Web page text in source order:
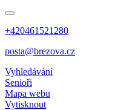
+420461521280
posta@brezova.cz
Vyhledávání
Senioři
Mapa webu
Vytisknout